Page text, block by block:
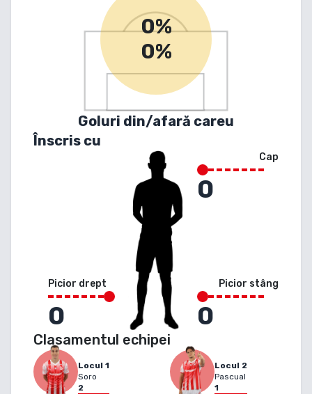
0%
0%
Goluri din/afară careu
Înscris cu
Picior drept
0
Cap
0
Picior stâng
0
Clasamentul echipei
Locul 1
Soro
2
Locul 2
Pascual
1